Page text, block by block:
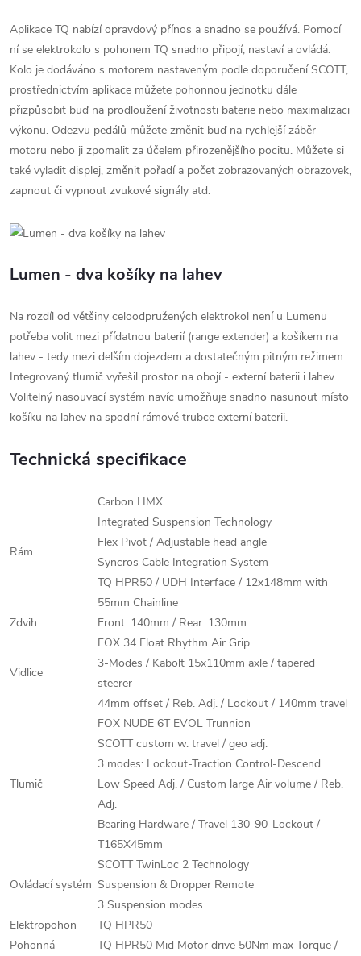
Aplikace TQ nabízí opravdový přínos a snadno se používá. Pomocí
ní se elektrokolo s pohonem TQ snadno připojí, nastaví a ovládá.
Kolo je dodáváno s motorem nastaveným podle doporučení SCOTT,
prostřednictvím aplikace můžete pohonnou jednotku dále
přizpůsobit buď na prodloužení životnosti baterie nebo maximalizaci
výkonu. Odezvu pedálů můžete změnit buď na rychlejší záběr
motoru nebo ji zpomalit za účelem přirozenějšího pocitu. Můžete si
také vyladit displej, změnit pořadí a počet zobrazovaných obrazovek,
zapnout či vypnout zvukové signály atd.
Lumen - dva košíky na lahev
Na rozdíl od většiny celoodpružených elektrokol není u Lumenu
potřeba volit mezi přídatnou baterií (range extender) a košíkem na
lahev - tedy mezi delším dojezdem a dostatečným pitným režimem.
Integrovaný tlumič vyřešil prostor na obojí - externí baterii i lahev.
Volitelný nasouvací systém navíc umožňuje snadno nasunout místo
košíku na lahev na spodní rámové trubce externí baterii.
Technická specifikace
Rám
Carbon HMX
Integrated Suspension Technology
Flex Pivot / Adjustable head angle
Syncros Cable Integration System
TQ HPR50 / UDH Interface / 12x148mm with
55mm Chainline
Zdvih
Front: 140mm / Rear: 130mm
Vidlice
FOX 34 Float Rhythm Air Grip
3-Modes / Kabolt 15x110mm axle / tapered
steerer
44mm offset / Reb. Adj. / Lockout / 140mm travel
Tlumič
FOX NUDE 6T EVOL Trunnion
SCOTT custom w. travel / geo adj.
3 modes: Lockout-Traction Control-Descend
Low Speed Adj. / Custom large Air volume / Reb.
Adj.
Bearing Hardware / Travel 130-90-Lockout /
T165X45mm
Ovládací systém
SCOTT TwinLoc 2 Technology
Suspension & Dropper Remote
3 Suspension modes
Elektropohon
TQ HPR50
Pohonná
TQ HPR50 Mid Motor drive 50Nm max Torque /